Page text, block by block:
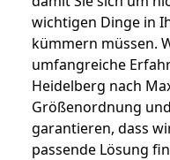
wichtigen Dinge in
kümmern müssen.
umfangreiche
Heidelberg nach
Größenordnung
garantieren, dass
passende Lösung